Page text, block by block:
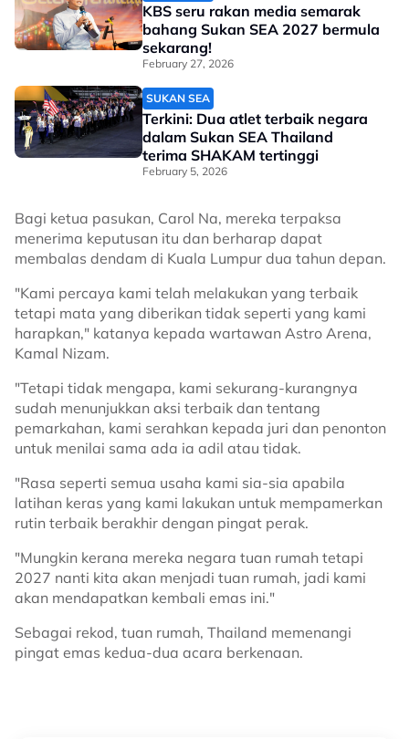
KBS seru rakan media semarak
bahang Sukan SEA 2027 bermula
sekarang!
February 27, 2026
SUKAN SEA
Terkini: Dua atlet terbaik negara
dalam Sukan SEA Thailand
terima SHAKAM tertinggi
February 5, 2026
Bagi ketua pasukan, Carol Na, mereka terpaksa
menerima keputusan itu dan berharap dapat
membalas dendam di Kuala Lumpur dua tahun depan.
"Kami percaya kami telah melakukan yang terbaik
tetapi mata yang diberikan tidak seperti yang kami
harapkan," katanya kepada wartawan Astro Arena,
Kamal Nizam.
"Tetapi tidak mengapa, kami sekurang-kurangnya
sudah menunjukkan aksi terbaik dan tentang
pemarkahan, kami serahkan kepada juri dan penonton
untuk menilai sama ada ia adil atau tidak.
"Rasa seperti semua usaha kami sia-sia apabila
latihan keras yang kami lakukan untuk mempamerkan
rutin terbaik berakhir dengan pingat perak.
"Mungkin kerana mereka negara tuan rumah tetapi
2027 nanti kita akan menjadi tuan rumah, jadi kami
akan mendapatkan kembali emas ini."
Sebagai rekod, tuan rumah, Thailand memenangi
pingat emas kedua-dua acara berkenaan.